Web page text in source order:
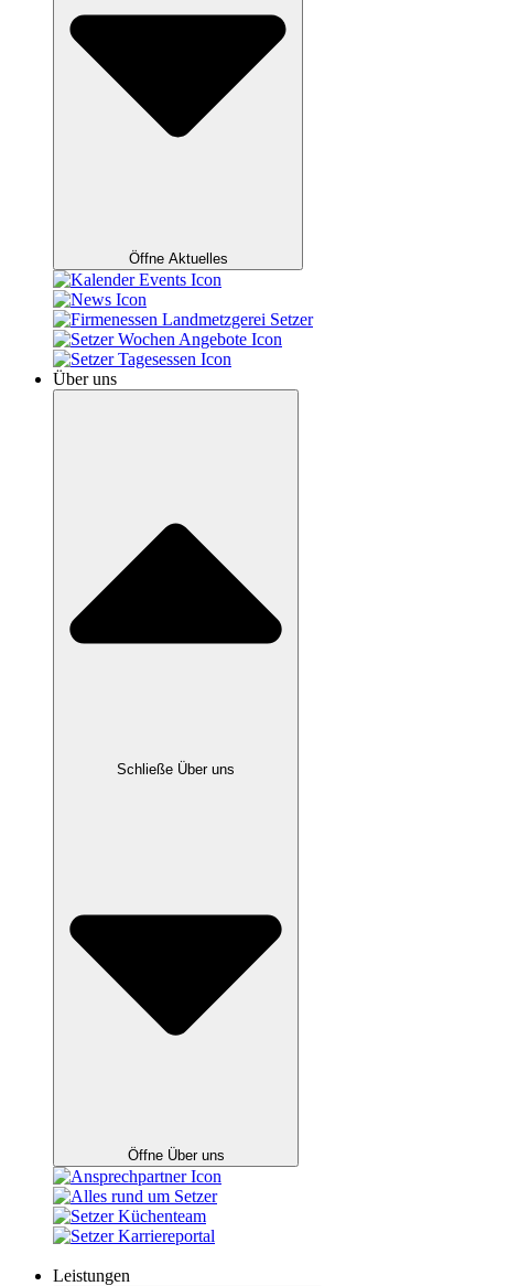
Öffne Aktuelles
Über uns
Schließe Über uns
Öffne Über uns
Leistungen